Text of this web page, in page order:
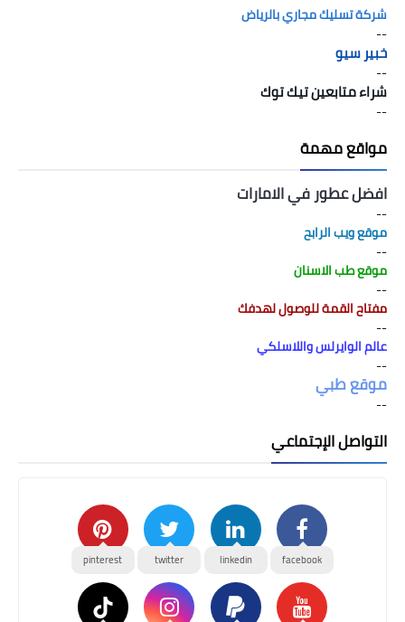
شركة تسليك مجاري بالرياض
--
خبير سيو
--
شراء متابعين تيك توك
--
مواقع مهمة
افضل عطور في الامارات
--
موقع ويب الرابح
--
موقع طب الاسنان
--
مفتاح القمة للوصول لهدفك
--
عالم الوايرلس واللاسلكي
--
موقع طبي
--
التواصل الإجتماعي
facebook
linkedin
twitter
pinterest